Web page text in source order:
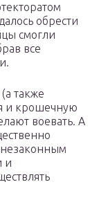
обрести
смогли
все
также
и крошечную
воевать. А
и